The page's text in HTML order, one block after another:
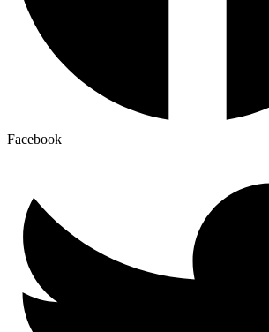
Facebook